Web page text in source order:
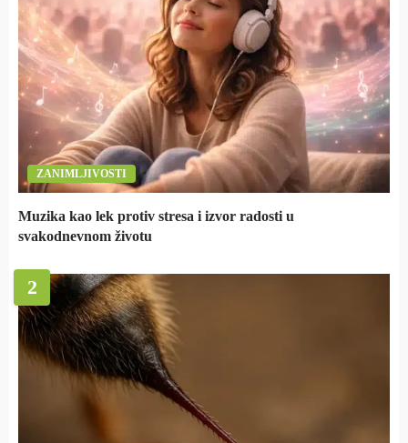
ZANIMLJIVOSTI
Muzika kao lek protiv stresa i izvor radosti u
svakodnevnom životu
2